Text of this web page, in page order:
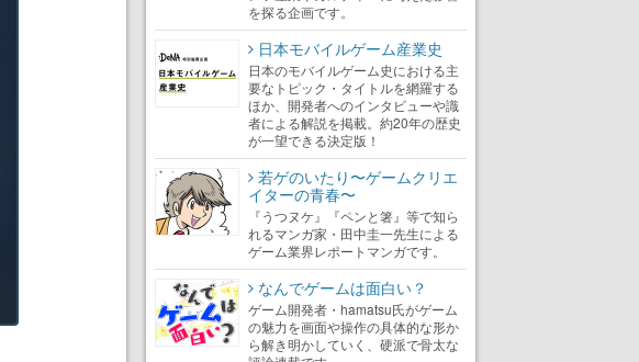
を探る企画です。
日本モバイルゲーム産業史
日本のモバイルゲーム史における主
要なトピック・タイトルを網羅する
ほか、開発者へのインタビューや識
者による解説を掲載。約20年の歴史
が一望できる決定版！
若ゲのいたり〜ゲームクリエ
イターの青春〜
『うつヌケ』『ペンと箸』等で知ら
れるマンガ家・田中圭一先生による
ゲーム業界レポートマンガです。
なんでゲームは面白い？
ゲーム開発者・hamatsu氏がゲーム
の魅力を画面や操作の具体的な形か
ら解き明かしていく、硬派で骨太な